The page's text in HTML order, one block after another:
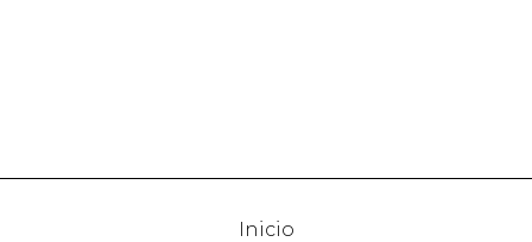
Inicio